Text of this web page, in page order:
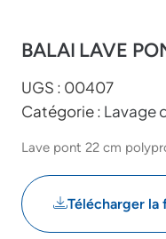
BALAI LAVE
UGS : 00407
Catégorie : Lavage
Lave pont 22 cm
Télécharger la